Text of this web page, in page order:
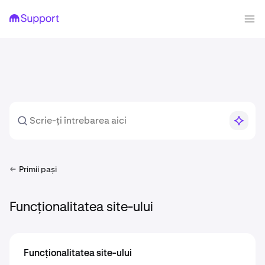
Primii pași
Funcționalitatea site-ului
Funcționalitatea site-ului